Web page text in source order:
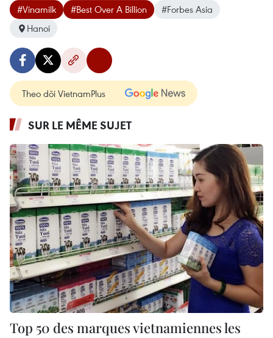
#Vinamilk #Best Over A Billion
#Forbes Asia
Hanoi
Theo dõi VietnamPlus
SUR LE MÊME SUJET
Top 50 des marques vietnamiennes les